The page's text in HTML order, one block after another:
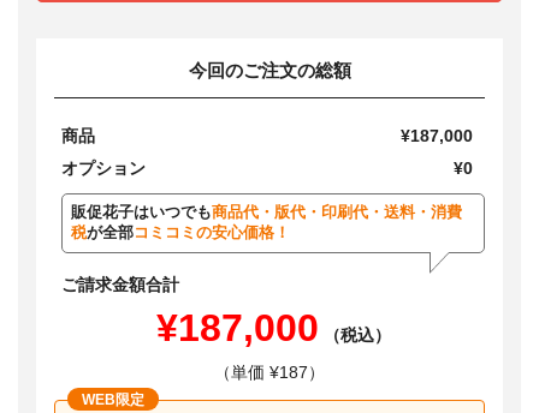
今回のご注文の総額
商品
¥187,000
オプション
¥0
販促花子はいつでも商品代・版代・印刷代・送料・消費
税が全部コミコミの安心価格！
ご請求金額合計
¥187,000
（税込）
（単価 ¥187）
WEB限定